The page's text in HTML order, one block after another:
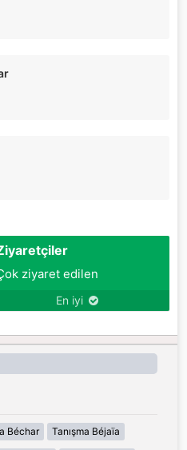
ziyaret edilen
En iyi
Béchar Tanışma Béjaïa